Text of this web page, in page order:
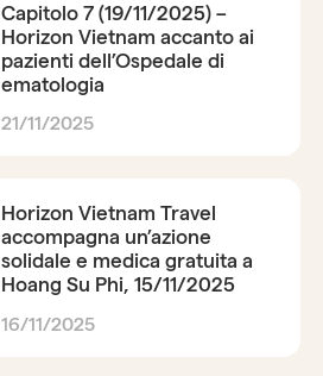
Capitolo 7 (19/11/2025) –
Horizon Vietnam accanto ai
pazienti dell’Ospedale di
ematologia
21/11/2025
Horizon Vietnam Travel
accompagna un’azione
solidale e medica gratuita a
Hoang Su Phi, 15/11/2025
16/11/2025